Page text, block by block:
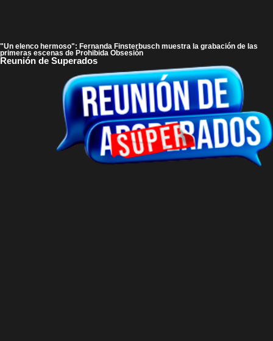
"Un elenco hermoso": Fernanda Finsterbusch muestra la grabación de las
primeras escenas de Prohibida Obsesión
Reunión de Superados